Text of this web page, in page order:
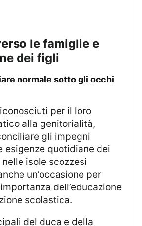
dei figli
alla genitorialità,
gli impegni
esigenze quotidiane dei
isole scozzesi
un’occasione per
dell’educazione
scolastica.